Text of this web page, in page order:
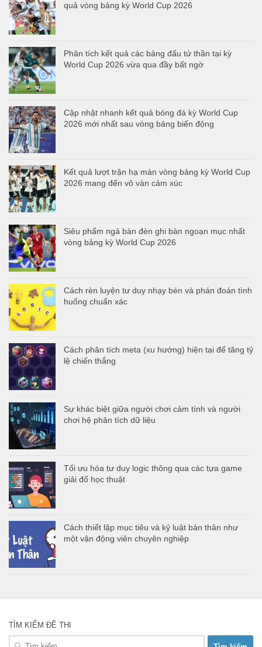
quả vòng bảng kỳ World Cup 2026
Phân tích kết quả các bảng đấu tử thần tại kỳ
World Cup 2026 vừa qua đầy bất ngờ
Cập nhật nhanh kết quả bóng đá kỳ World Cup
2026 mới nhất sau vòng bảng biến động
Kết quả lượt trận hạ màn vòng bảng kỳ World Cup
2026 mang đến vô vàn cảm xúc
Siêu phẩm ngả bàn đèn ghi bàn ngoạn mục nhất
vòng bảng kỳ World Cup 2026
Cách rèn luyện tư duy nhạy bén và phán đoán tình
huống chuẩn xác
Cách phân tích meta (xu hướng) hiện tại để tăng tỷ
lệ chiến thắng
Sự khác biệt giữa người chơi cảm tính và người
chơi hệ phân tích dữ liệu
Tối ưu hóa tư duy logic thông qua các tựa game
giải đố học thuật
Cách thiết lập mục tiêu và kỷ luật bản thân như
một vận động viên chuyên nghiệp
TÌM KIẾM ĐỀ THI
Tìm